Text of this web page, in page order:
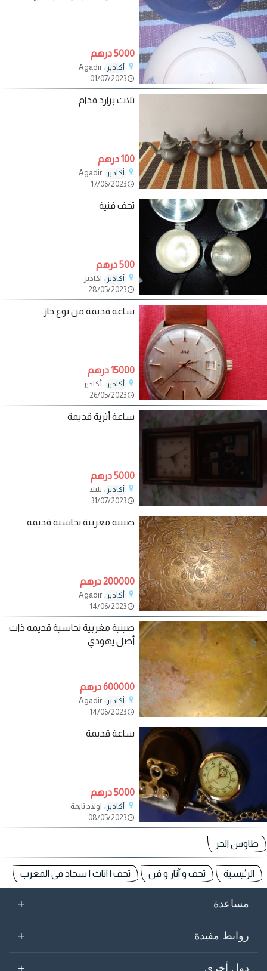
5000 درهم
أكادير ، Agadir
01/07/2023
ثلاث برارد قدام
100 درهم
أكادير ، Agadir
17/06/2023
تحف فنية
500 درهم
أكادير ، اكادير
28/05/2023
ساعة قديمة من نوع جاز
15000 درهم
أكادير ، أكادير
26/05/2023
ساعة أثرية قديمة
5000 درهم
أكادير ، تليلا
31/07/2023
صينية مغربية نحاسية قديمه
200000 درهم
أكادير ، Agadir
14/06/2023
صينية مغربية نحاسية قديمه ذات
أصل يهودي
600000 درهم
أكادير ، Agadir
14/06/2023
ساعة قديمة
5000 درهم
أكادير ، اولاد تايمة
08/05/2023
طاوس الحر
الرئيسية تحف و آثار و فن تحف | اثاث | سجاد في المغرب
مساعدة +
روابط مفيدة +
دول أخرى +